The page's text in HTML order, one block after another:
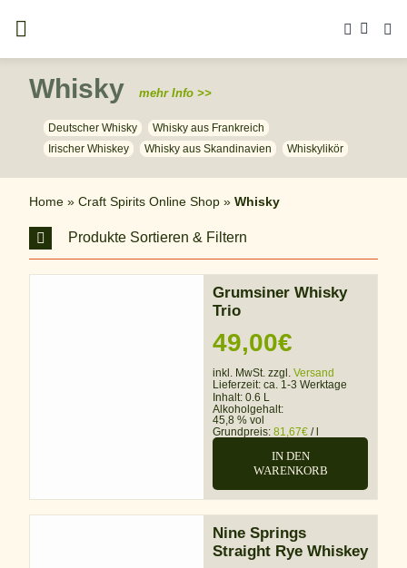
Inhalt
springen
Whisky mehr Info >>
Deutscher Whisky
Whisky aus Frankreich
Irischer Whiskey
Whisky aus Skandinavien Whiskylikör
Home» Craft Spirits Online Shop» Whisky
Produkte Sortieren & Filtern
Grumsiner Whisky
Trio
49,00€
inkl. MwSt. zzgl. Versand
Lieferzeit: ca. 1-3 Werktage
Inhalt: 0.6 L
Alkoholgehalt:
45,8 % vol
Grundpreis: 81,67€ /
IN DEN
WARENKORB
Nine Springs
Straight Rye Whiskey